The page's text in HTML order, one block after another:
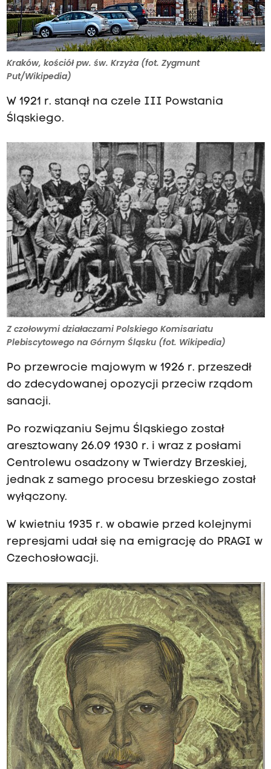
Kraków, kościół pw. św. Krzyża (fot. Zygmunt
Put/Wikipedia)
W 1921 r. stanął na czele III Powstania
Śląskiego.
Z czołowymi działaczami Polskiego Komisariatu
Plebiscytowego na Górnym Śląsku (fot. Wikipedia)
Po przewrocie majowym w 1926 r. przeszedł
do zdecydowanej opozycji przeciw rządom
sanacji.
Po rozwiązaniu Sejmu Śląskiego został
aresztowany 26.09 1930 r. i wraz z posłami
Centrolewu osadzony w Twierdzy Brzeskiej,
jednak z samego procesu brzeskiego został
wyłączony.
W kwietniu 1935 r. w obawie przed kolejnymi
represjami udał się na emigrację do PRAGI w
Czechosłowacji.